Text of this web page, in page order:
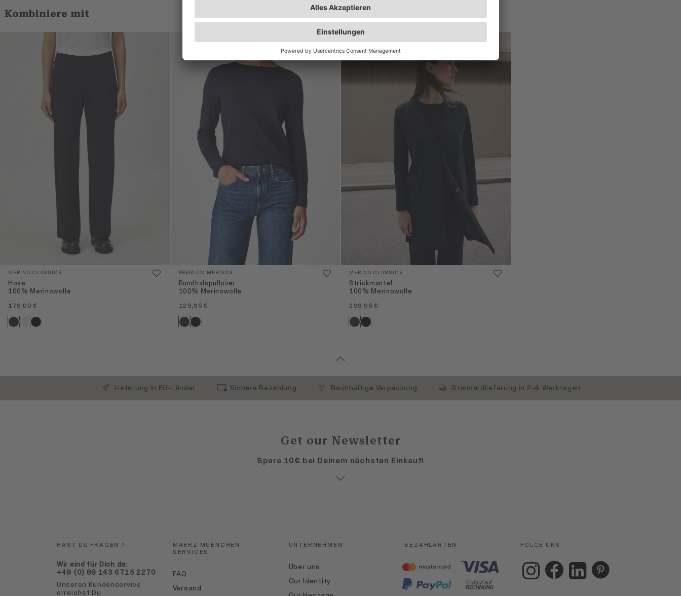
Kombiniere mit
MERINO CLASSICS
Hose
100% Merinowolle
179,00 €
PREMIUM MERINOS
Rundhalspullover
100% Merinowolle
129,95 €
MERINO CLASSICS
Strickmantel
100% Merinowolle
299,95 €
Lieferung in EU-Länder Sichere Bezahlung Nachhaltige Verpackung Standardlieferung in 2-4 Werktagen
Get our Newsletter
Spare 10€ bei Deinem nächsten Einkauf!
HAST DU FRAGEN ?
Wir sind für Dich da:
+49 (0) 89 143 6715 2270
Unseren Kundenservice
erreichst Du
MAERZ MUENCHEN
SERVICES
FAQ
Versand
UNTERNEHMEN
Über uns
Our Identity
BEZAHLARTEN FOLGE UNS